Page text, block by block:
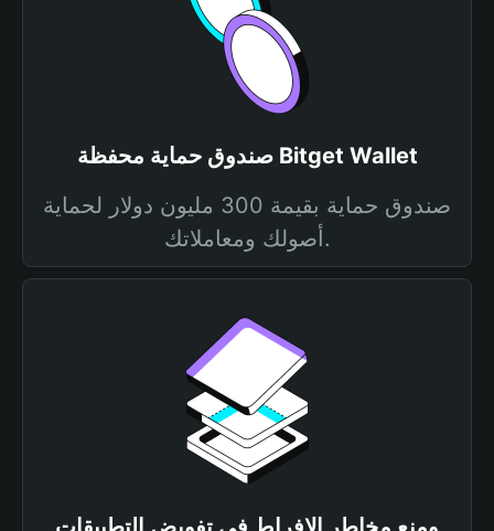
صندوق حماية محفظة Bitget Wallet
صندوق حماية بقيمة 300 مليون دولار لحماية
أصولك ومعاملاتك.